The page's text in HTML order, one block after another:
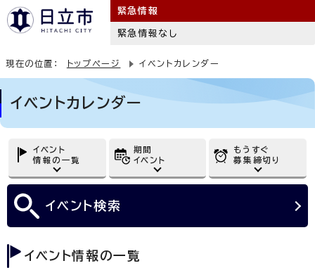
緊急情報
緊急情報なし
現在の位置： トップページ イベントカレンダー
イベントカレンダー
イベント
情報の一覧
期間
イベント
もうすぐ
募集締切り
イベント検索
イベント情報の一覧